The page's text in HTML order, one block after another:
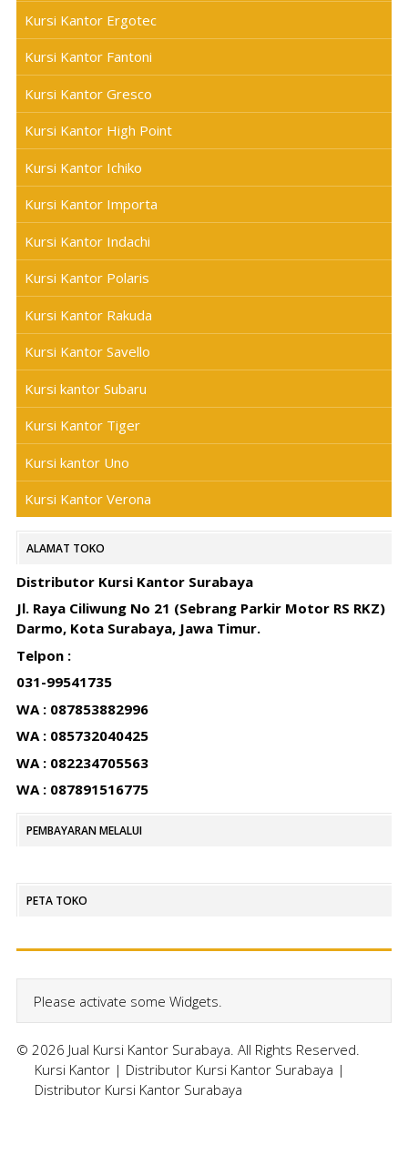
Kursi Kantor Ergotec
Kursi Kantor Fantoni
Kursi Kantor Gresco
Kursi Kantor High Point
Kursi Kantor Ichiko
Kursi Kantor Importa
Kursi Kantor Indachi
Kursi Kantor Polaris
Kursi Kantor Rakuda
Kursi Kantor Savello
Kursi kantor Subaru
Kursi Kantor Tiger
Kursi kantor Uno
Kursi Kantor Verona
ALAMAT TOKO
Distributor Kursi Kantor Surabaya
Jl. Raya Ciliwung No 21 (Sebrang Parkir Motor RS RKZ)
Darmo, Kota Surabaya, Jawa Timur.
Telpon :
031-99541735
WA : 087853882996
WA : 085732040425
WA : 082234705563
WA : 087891516775
PEMBAYARAN MELALUI
PETA TOKO
Please activate some Widgets.
© 2026 Jual Kursi Kantor Surabaya. All Rights Reserved.
Kursi Kantor| Distributor Kursi Kantor Surabaya |
Distributor Kursi Kantor Surabaya